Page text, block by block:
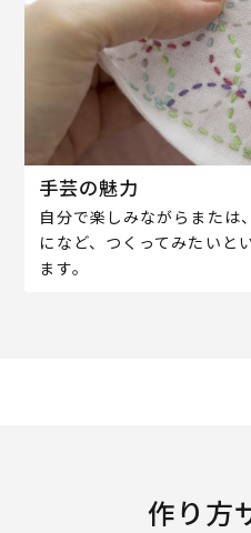
手芸の魅力
自分で楽しみながらまたは
になど、つくってみたいと
ます。
作り方